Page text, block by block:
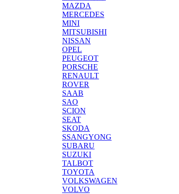
MAZDA
MERCEDES
MINI
MITSUBISHI
NISSAN
OPEL
PEUGEOT
PORSCHE
RENAULT
ROVER
SAAB
SAO
SCION
SEAT
SKODA
SSANGYONG
SUBARU
SUZUKI
TALBOT
TOYOTA
VOLKSWAGEN
VOLVO